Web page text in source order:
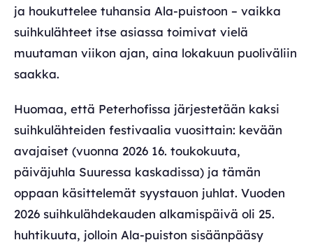
ja houkuttelee tuhansia Ala-puistoon – vaikka
suihkulähteet itse asiassa toimivat vielä
muutaman viikon ajan, aina lokakuun puoliväliin
saakka.
Huomaa, että Peterhofissa järjestetään kaksi
suihkulähteiden festivaalia vuosittain: kevään
avajaiset (vuonna 2026 16. toukokuuta,
päiväjuhla Suuressa kaskadissa) ja tämän
oppaan käsittelemät syystauon juhlat. Vuoden
2026 suihkulähdekauden alkamispäivä oli 25.
huhtikuuta, jolloin Ala-puiston sisäänpääsy